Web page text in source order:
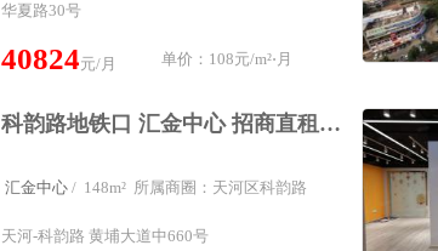
华夏路30号
40824元/月 单价：108元/m²⋅月
科韵路地铁口 汇金中心 招商直租 无需中介费 拎包入驻
汇金中心 / 148m² 所属商圈：天河区科韵路
天河-科韵路 黄埔大道中660号